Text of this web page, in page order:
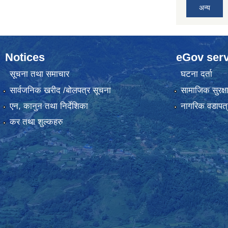
अन्य
Notices
सूचना तथा समाचार
सार्वजनिक खरीद /बोलपत्र सूचना
एन, कानुन तथा निर्देशिका
कर तथा शुल्कहरु
eGov
घटना दर्ता
सामाजिक सुरक्षा
नागरिक